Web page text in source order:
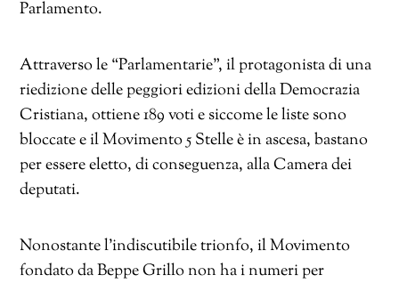
Parlamento.
Attraverso le “Parlamentarie”, il protagonista di una
riedizione delle peggiori edizioni della Democrazia
Cristiana, ottiene 189 voti e siccome le liste sono
bloccate e il Movimento 5 Stelle è in ascesa, bastano
per essere eletto, di conseguenza, alla Camera dei
deputati.
Nonostante l’indiscutibile trionfo, il Movimento
fondato da Beppe Grillo non ha i numeri per